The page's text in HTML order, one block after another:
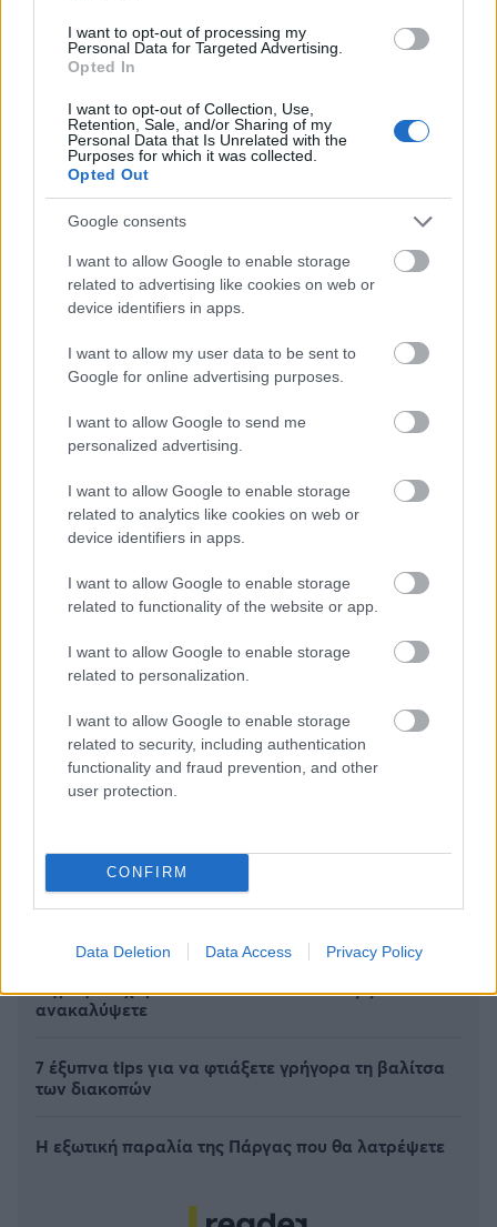
I want to opt-out of processing my
Personal Data for Targeted Advertising.
Opted In
I want to opt-out of Collection, Use,
Retention, Sale, and/or Sharing of my
Personal Data that Is Unrelated with the
Purposes for which it was collected.
Opted Out
Google consents
I want to allow Google to enable storage
related to advertising like cookies on web or
device identifiers in apps.
I want to allow my user data to be sent to
Google for online advertising purposes.
I want to allow Google to send me
personalized advertising.
I want to allow Google to enable storage
related to analytics like cookies on web or
device identifiers in apps.
I want to allow Google to enable storage
related to functionality of the website or app.
I want to allow Google to enable storage
related to personalization.
I want to allow Google to enable storage
related to security, including authentication
functionality and fraud prevention, and other
user protection.
CONFIRM
Data Deletion Data Access Privacy Policy
Για να προσθέσεις το σχόλιο
σου πρέπει να συνδεθείς
Εγγραφή
Συνδέσου και κάνε το πρώτο σχόλιο...
BEST OFINTERNET
6 γραφικά χωριά των Κυκλάδων που αξίζει να
ανακαλύψετε
7 έξυπνα tips για να φτιάξετε γρήγορα τη βαλίτσα
των διακοπών
Η εξωτική παραλία της Πάργας που θα λατρέψετε